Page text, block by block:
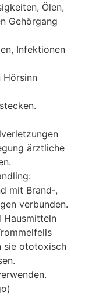
Ölen,
Gehörgang
Infektionen
Hörsinn
ärztliche
m‬it Brand‑,
verbunden.
Hausmitteln
s‬ie ototoxisch